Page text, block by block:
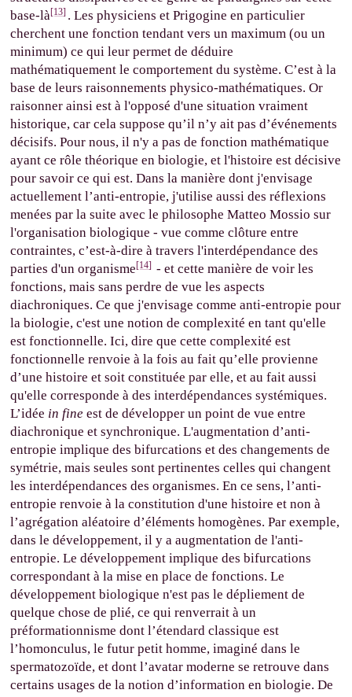
base-là[13] . Les physiciens et Prigogine en particulier
cherchent une fonction tendant vers un maximum (ou un
minimum) ce qui leur permet de déduire
mathématiquement le comportement du système. C’est à la
base de leurs raisonnements physico-mathématiques. Or
raisonner ainsi est à l'opposé d'une situation vraiment
historique, car cela suppose qu’il n’y ait pas d’événements
décisifs. Pour nous, il n'y a pas de fonction mathématique
ayant ce rôle théorique en biologie, et l'histoire est décisive
pour savoir ce qui est. Dans la manière dont j'envisage
actuellement l’anti-entropie, j'utilise aussi des réflexions
menées par la suite avec le philosophe Matteo Mossio sur
l'organisation biologique - vue comme clôture entre
contraintes, c’est-à-dire à travers l'interdépendance des
parties d'un organisme[14] - et cette manière de voir les
fonctions, mais sans perdre de vue les aspects
diachroniques. Ce que j'envisage comme anti-entropie pour
la biologie, c'est une notion de complexité en tant qu'elle
est fonctionnelle. Ici, dire que cette complexité est
fonctionnelle renvoie à la fois au fait qu’elle provienne
d’une histoire et soit constituée par elle, et au fait aussi
qu'elle corresponde à des interdépendances systémiques.
L’idée in fine est de développer un point de vue entre
diachronique et synchronique. L'augmentation d’anti-
entropie implique des bifurcations et des changements de
symétrie, mais seules sont pertinentes celles qui changent
les interdépendances des organismes. En ce sens, l’anti-
entropie renvoie à la constitution d'une histoire et non à
l’agrégation aléatoire d’éléments homogènes. Par exemple,
dans le développement, il y a augmentation de l'anti-
entropie. Le développement implique des bifurcations
correspondant à la mise en place de fonctions. Le
développement biologique n'est pas le dépliement de
quelque chose de plié, ce qui renverrait à un
préformationnisme dont l’étendard classique est
l’homonculus, le futur petit homme, imaginé dans le
spermatozoïde, et dont l’avatar moderne se retrouve dans
certains usages de la notion d’information en biologie. De